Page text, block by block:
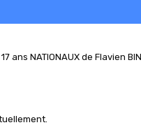
NATIONAUX de Flavien